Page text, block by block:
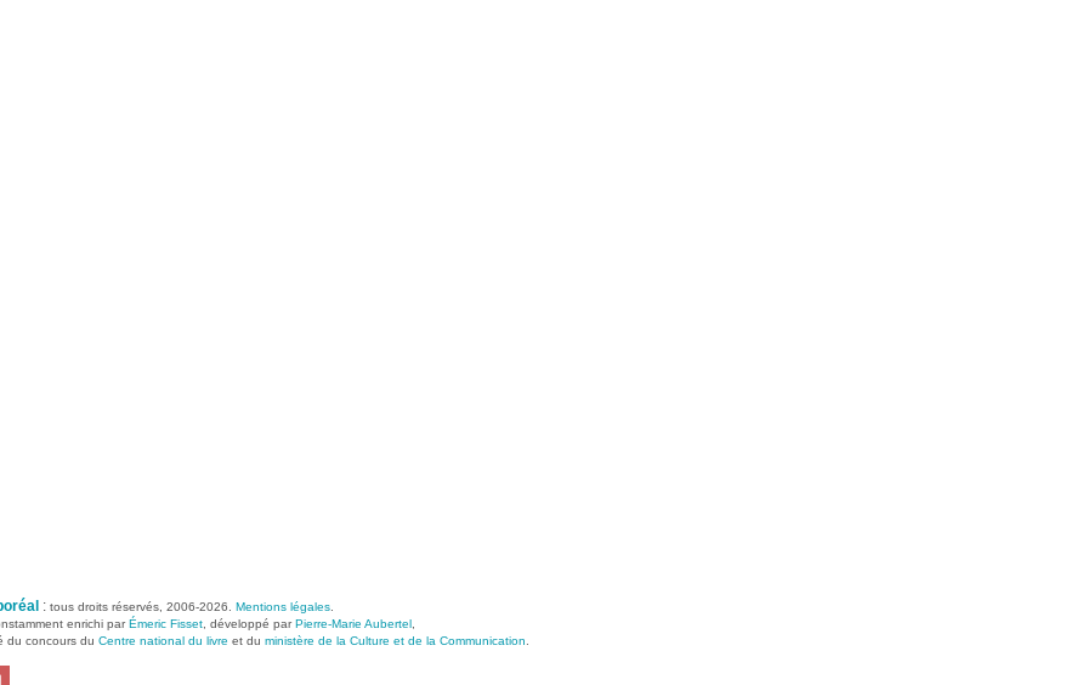
: tous droits réservés, 2006-2026. Mentions légales
enrichi parÉmeric Fisset , développé parPierre-Marie Aubertel
du concours du Centre national du livre et du ministère de la Culture et de la Communication